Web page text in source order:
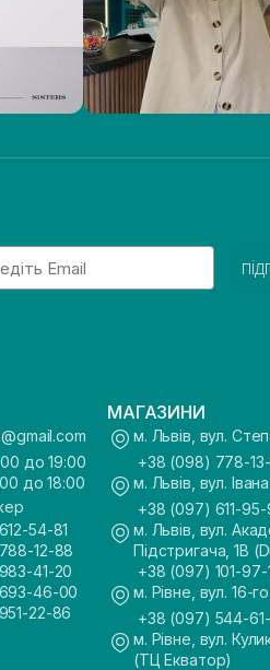
до 19:00
до 18:00
54-81
12-88
41-20
46-00
22-86
МАГАЗИНИ
м. Львів, вул.
+38 (098) 778-
м. Львів, вул.
+38 (097) 611-
м. Львів, вул.
Підстригача, 1В
+38 (097) 101-97-
м. Рівне, вул. 16-
+38 (097) 544-
м. Рівне, вул.
(ТЦ Екватор)